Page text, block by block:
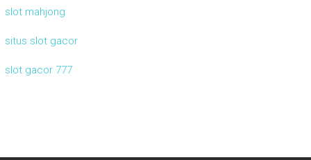
slot mahjong
situs slot gacor
slot gacor 777